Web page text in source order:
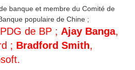
banque et membre du Comité de
populaire de Chine ;
de BP ; Ajay Banga,
; Bradford Smith,
.